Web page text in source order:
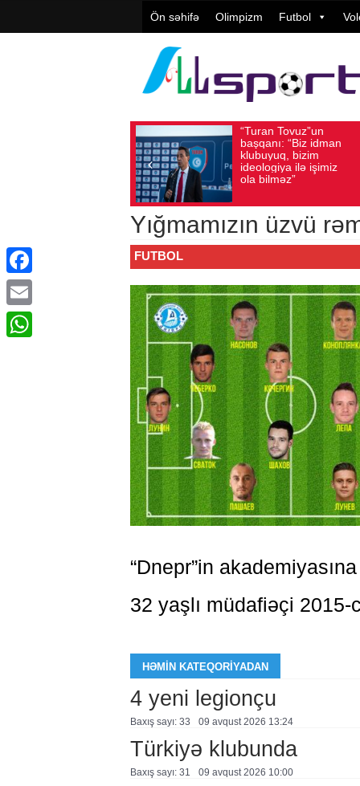
Ön səhifə Olimpizm Futbol
başqanı: “Biz idman
klubuyuq, bizim
ideologiya ilə işimiz
ola bilməz”
Vüqar
yüksək
Avqust 05, 2026
Yığmamızın üzvü
FUTBOL
“Dnepr”in
32 yaşlı müdafiəçi
HƏMIN KATEQORIYADAN
4 yeni legionçu
Baxış sayı: 33 09 avqust 2026 13:24
Türkiyə klubunda
Baxış sayı: 31 09 avqust 2026 10:00
Facebook
Email